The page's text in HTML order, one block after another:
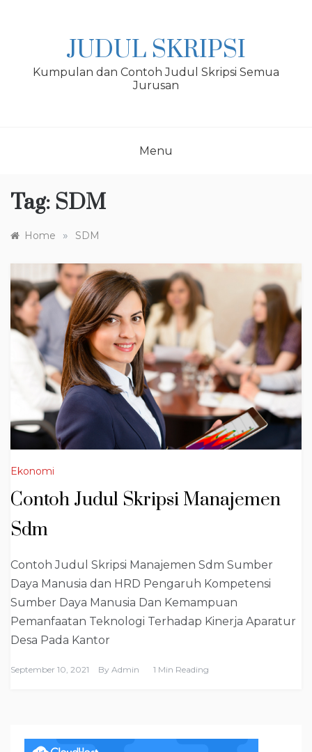
JUDUL SKRIPSI
Kumpulan dan Contoh Judul Skripsi Semua
Jurusan
Menu
Tag: SDM
Home » SDM
Ekonomi
Contoh Judul Skripsi Manajemen
Sdm
Contoh Judul Skripsi Manajemen Sdm Sumber
Daya Manusia dan HRD Pengaruh Kompetensi
Sumber Daya Manusia Dan Kemampuan
Pemanfaatan Teknologi Terhadap Kinerja Aparatur
Desa Pada Kantor
September 10, 2021 By Admin 1 Min Reading